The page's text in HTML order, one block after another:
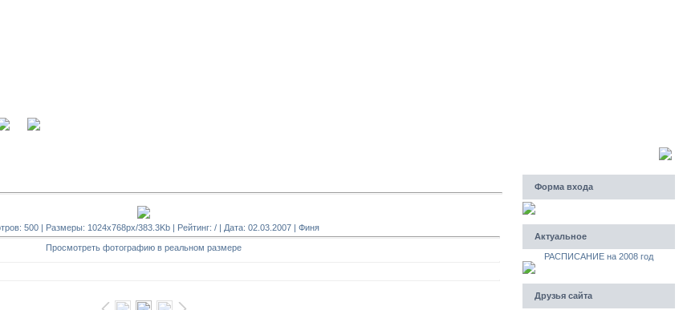
500 | Размеры: 1024x768px/383.3Kb | Рейтинг: / | Дата: 02.03.2007 | Финя
Просмотреть фотографию в реальном размере
Форма входа
Актуальное
РАСПИСАНИЕ на 2008 год
Друзья сайта